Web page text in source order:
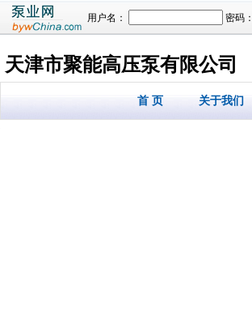
用户名： 密码：
天津市聚能高压泵有限公司
首 页 关于我们